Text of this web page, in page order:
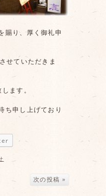
賜り、厚く御礼申
せていただきま
ます。
ち申し上げており
次の投稿 »